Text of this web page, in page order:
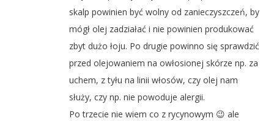
skalp powinien być wolny od zanieczyszczeń, by
mógł olej zadziałać i nie powinien produkować
zbyt dużo łoju. Po drugie powinno się sprawdzić
przed olejowaniem na owłosionej skórze np. za
uchem, z tyłu na linii włosów, czy olej nam
służy, czy np. nie powoduje alergii.
Po trzecie nie wiem co z rycynowym 😉 ale